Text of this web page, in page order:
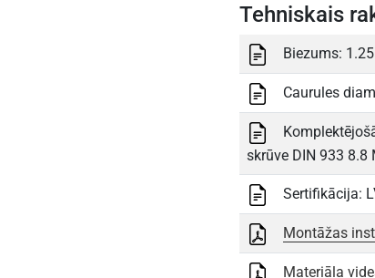
Tehniskais
Biezums:
Caurules
skrūve DIN 933 8.8
Sertifikācija:
Montāžas
Materiāla